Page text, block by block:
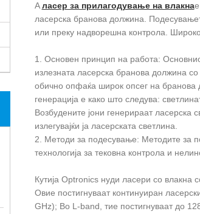
Aласер за прилагодување на влакна
ласерска бранова должина.
или преку надворешна контрола.
1. Основен принцип на работа:
излезната ласерска бранова должина
обично опфаќа широк опсег на бранова
генерација е како што следува:
Возбудените јони генерираат ласерска
излегувајќи ја ласерската светлина.
2. Методи за подесување: Методите за
технологија за тековна контрола и
Кутија Optronics нуди ласери со
Овие постигнуваат континуиран
GHz); Во L-band, тие постигнуваат до